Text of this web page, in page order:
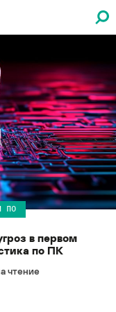
ПО
в первом
по ПК
чтение